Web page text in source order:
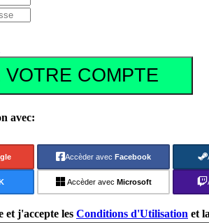
VOTRE COMPTE
avec:
Accèder avec Facebook
Accèder avec Microsoft
et j'accepte les Conditions d'Utilisation et la